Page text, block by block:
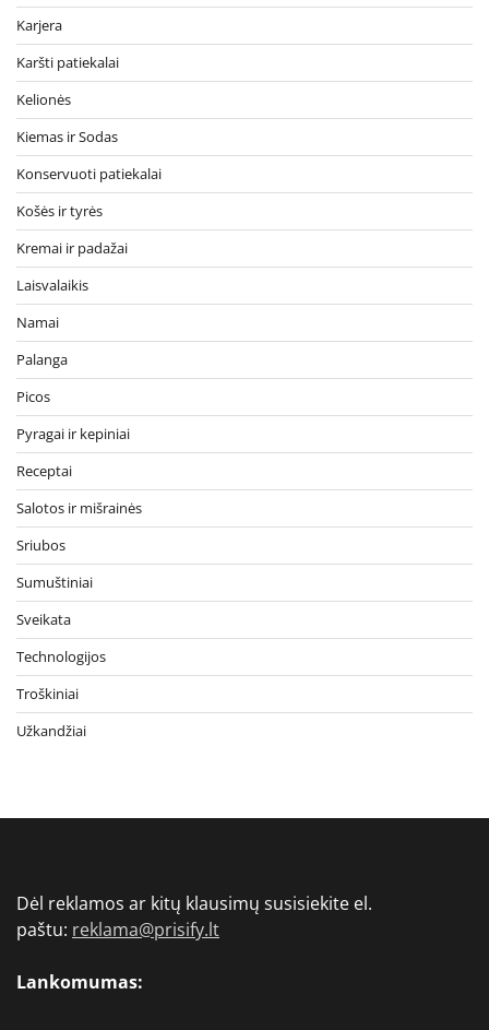
Karjera
Karšti patiekalai
Kelionės
Kiemas ir Sodas
Konservuoti patiekalai
Košės ir tyrės
Kremai ir padažai
Laisvalaikis
Namai
Palanga
Picos
Pyragai ir kepiniai
Receptai
Salotos ir mišrainės
Sriubos
Sumuštiniai
Sveikata
Technologijos
Troškiniai
Užkandžiai
Dėl reklamos ar kitų klausimų susisiekite el.
paštu: reklama@prisify.lt
Lankomumas: